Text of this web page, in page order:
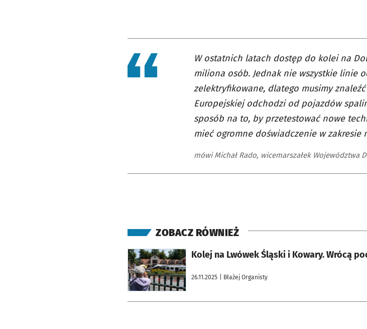
W ostatnich latach dostęp do kolei na
miliona osób. Jednak nie wszystkie linie
zelektryfikowane, dlatego musimy
Europejskiej odchodzi od pojazdów
sposób na to, by przetestować nowe
mieć ogromne doświadczenie w zakresie
mówi Michał Rado, wicemarszałek
ZOBACZ RÓWNIEŻ
Kolej na Lwówek Śląski i Kowary. Wrócą
26.11.2025 | Błażej Organisty
otworzy się w nowej karcie